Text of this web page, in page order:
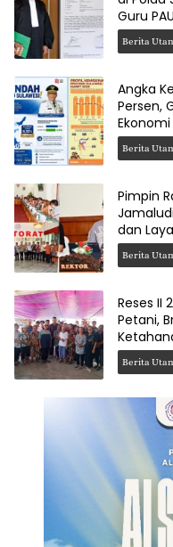
Guru
Berita
Angka
Persen,
Berita
Pimpin
dan
Berita
Reses II
Petani,
Berita